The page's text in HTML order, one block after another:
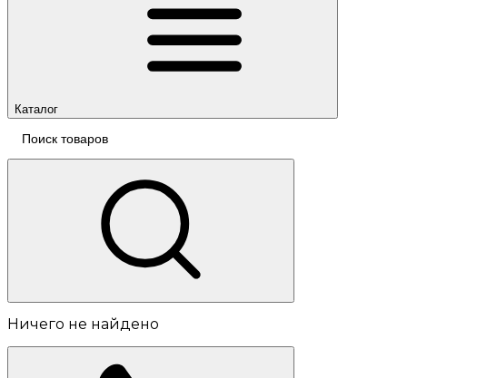
Каталог
Ничего не найдено